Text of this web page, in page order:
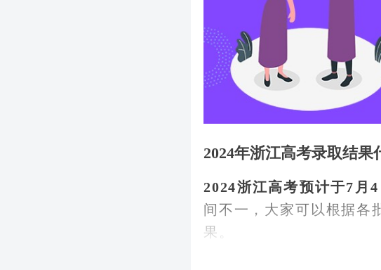
2024年浙江高考录取结果
2024浙江高考预计于7月
间不一，大家可以根据各
果。
通常，招生院校在相应